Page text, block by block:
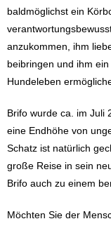
baldmöglichst ein
anzukommen, ihm
beibringen und ihm
Hundeleben
Brifo wurde ca. im Juli
eine Endhöhe von
Schatz ist natürlich
große Reise in sein
Brifo auch zu einem
Möchten Sie der